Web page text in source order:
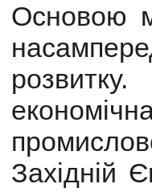
Основою
Західній